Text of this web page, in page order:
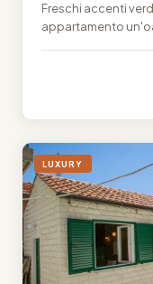
Freschi accenti
appartamento
LUXURY